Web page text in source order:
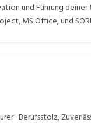
und Führung
MS Office, und
· Berufsstolz,